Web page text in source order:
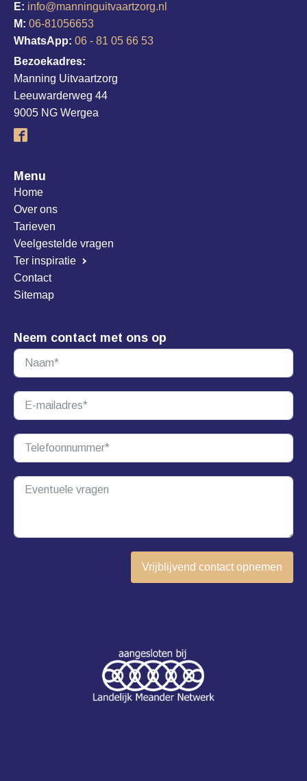
E: info@manninguitvaartzorg.nl
M: 06-81056653
WhatsApp: 06 - 81 05 66 53
Bezoekadres:
Manning Uitvaartzorg
Leeuwarderweg 44
9005 NG Wergea
Menu
Home
Over ons
Tarieven
Veelgestelde vragen
Ter inspiratie
Contact
Sitemap
Neem contact met ons op
Vrijblijvend contact opnemen